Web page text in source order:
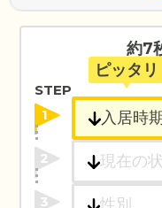
約7
ピッタリ
STEP
1
2
3